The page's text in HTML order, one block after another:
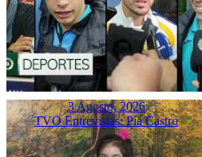
3 Agosto, 2026
TVO Entrevistas: Pía Castro